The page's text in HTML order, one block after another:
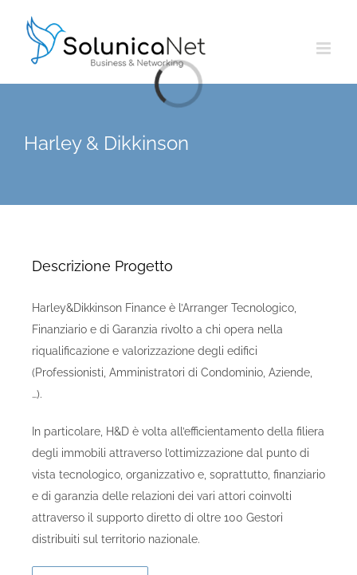
contenuto
Caricamento...
Harley & Dikkinson
Descrizione Progetto
Harley&Dikkinson Finance è l’Arranger Tecnologico,
Finanziario e di Garanzia rivolto a chi opera nella
riqualificazione e valorizzazione degli edifici
(Professionisti, Amministratori di Condominio, Aziende,
…).
In particolare, H&D è volta all’efficientamento della filiera
degli immobili attraverso l’ottimizzazione dal punto di
vista tecnologico, organizzativo e, soprattutto, finanziario
e di garanzia delle relazioni dei vari attori coinvolti
attraverso il supporto diretto di oltre 100 Gestori
distribuiti sul territorio nazionale.